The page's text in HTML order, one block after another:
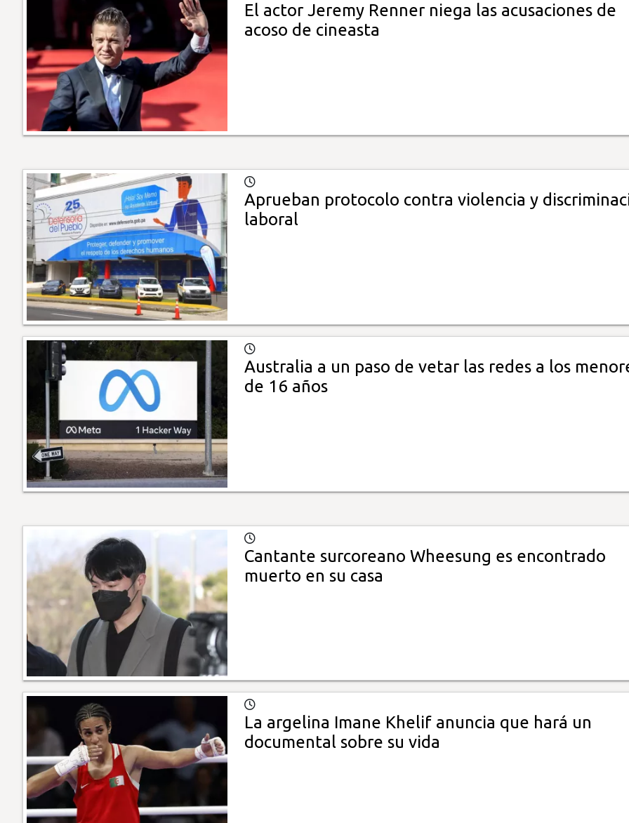
El actor Jeremy Renner niega las acusaciones de
acoso de cineasta
Aprueban protocolo contra violencia y
laboral
Australia a un paso de vetar las redes a los
de 16 años
Cantante surcoreano Wheesung es encontrado
muerto en su casa
La argelina Imane Khelif anuncia que hará un
documental sobre su vida